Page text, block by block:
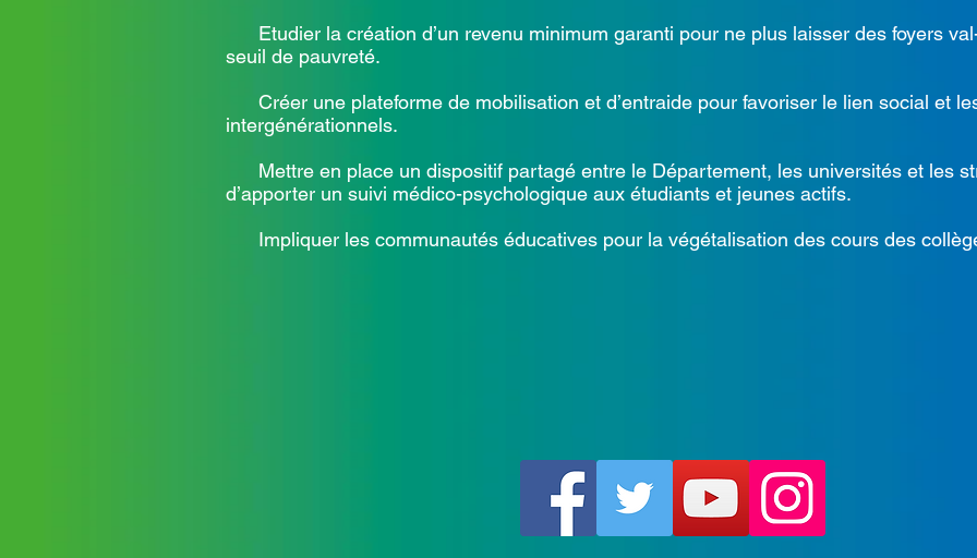
Etudier la création d’un revenu minimum garanti pour ne plus laisser des foyers
seuil de pauvreté.
Créer une plateforme de mobilisation et d’entraide pour favoriser le lien social et
intergénérationnels.
Mettre en place un dispositif partagé entre le Département, les universités et les
d’apporter un suivi médico-psychologique aux étudiants et jeunes actifs.
Impliquer les communautés éducatives pour la végétalisation des cours des